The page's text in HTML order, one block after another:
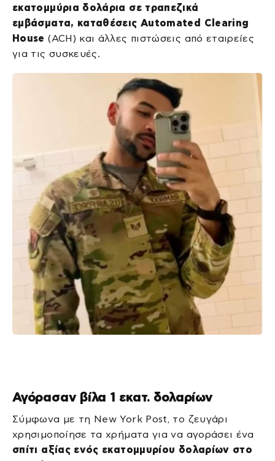
εκατομμύρια δολάρια σε τραπεζικά
εμβάσματα, καταθέσεις Automated Clearing
House (ACH) και άλλες πιστώσεις από εταιρείες
για τις συσκευές.
Αγόρασαν βίλα 1 εκατ. δολαρίων
Σύμφωνα με τη New York Post, το ζευγάρι
χρησιμοποίησε τα χρήματα για να αγοράσει ένα
σπίτι αξίας ενός εκατομμυρίου δολαρίων στο